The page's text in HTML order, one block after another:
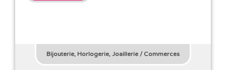
Bijouterie, Horlogerie, Joaillerie / Commerces